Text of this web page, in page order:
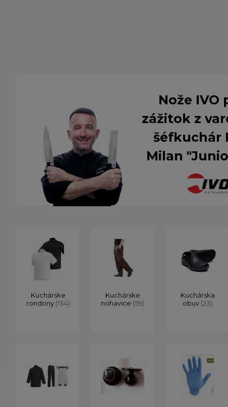
Nože IVO
zážitok z
šéfkuchár
Milan
Kuchárske
rondony (134)
Kuchárske
nohavice (59)
Kuchárska
obuv (23)